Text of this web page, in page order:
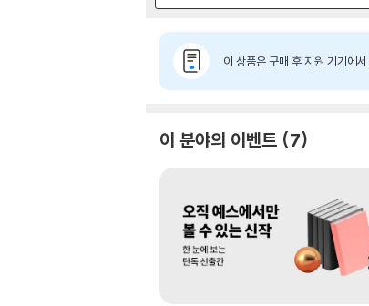
이 상품은 구매 후 지원 기기에서
이 분야의 이벤트 7